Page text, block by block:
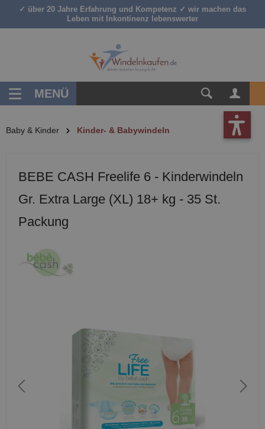
springen
✓ über 20 Jahre Erfahrung und Kompetenz ✓ wir machen das
Leben mit Inkontinenz lebenswerter
MENÜ
Baby & Kinder Kinder- & Babywindeln
BEBE CASH Freelife 6 - Kinderwindeln
Gr. Extra Large (XL) 18+ kg - 35 St.
Packung